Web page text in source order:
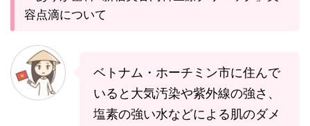
容点滴について
ベトナム・ホーチミン市に住んで
いると大気汚染や紫外線の強さ、
塩素の強い水などによる肌のダメ